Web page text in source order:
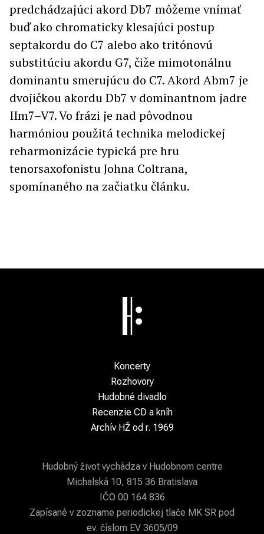
predchádzajúci akord Db7 môžeme vnímať
buď ako chromaticky klesajúci postup
septakordu do C7 alebo ako tritónovú
substitúciu akordu G7, čiže mimotonálnu
dominantu smerujúcu do C7. Akord Abm7 je
dvojičkou akordu Db7 v dominantnom jadre
IIm7–V7. Vo frázi je nad pôvodnou
harmóniou použitá technika melodickej
reharmonizácie typická pre hru
tenorsaxofonistu Johna Coltrana,
spomínaného na začiatku článku.
Koncerty
Rozhovory
Hudobné divadlo
Recenzie CD a kníh
Archív HŽ od r. 1969
Hudobný život vychádza v Hudobnom centre
Michalská 10, 815 36 Bratislava
IČO 00 164 836
Zapísané v zozname periodickej tlače MK SR pod
ev. číslom EV 3605/09